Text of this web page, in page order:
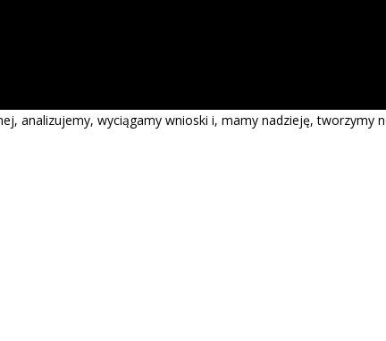
analizujemy, wyciągamy wnioski i, mamy nadzieję, tworzymy